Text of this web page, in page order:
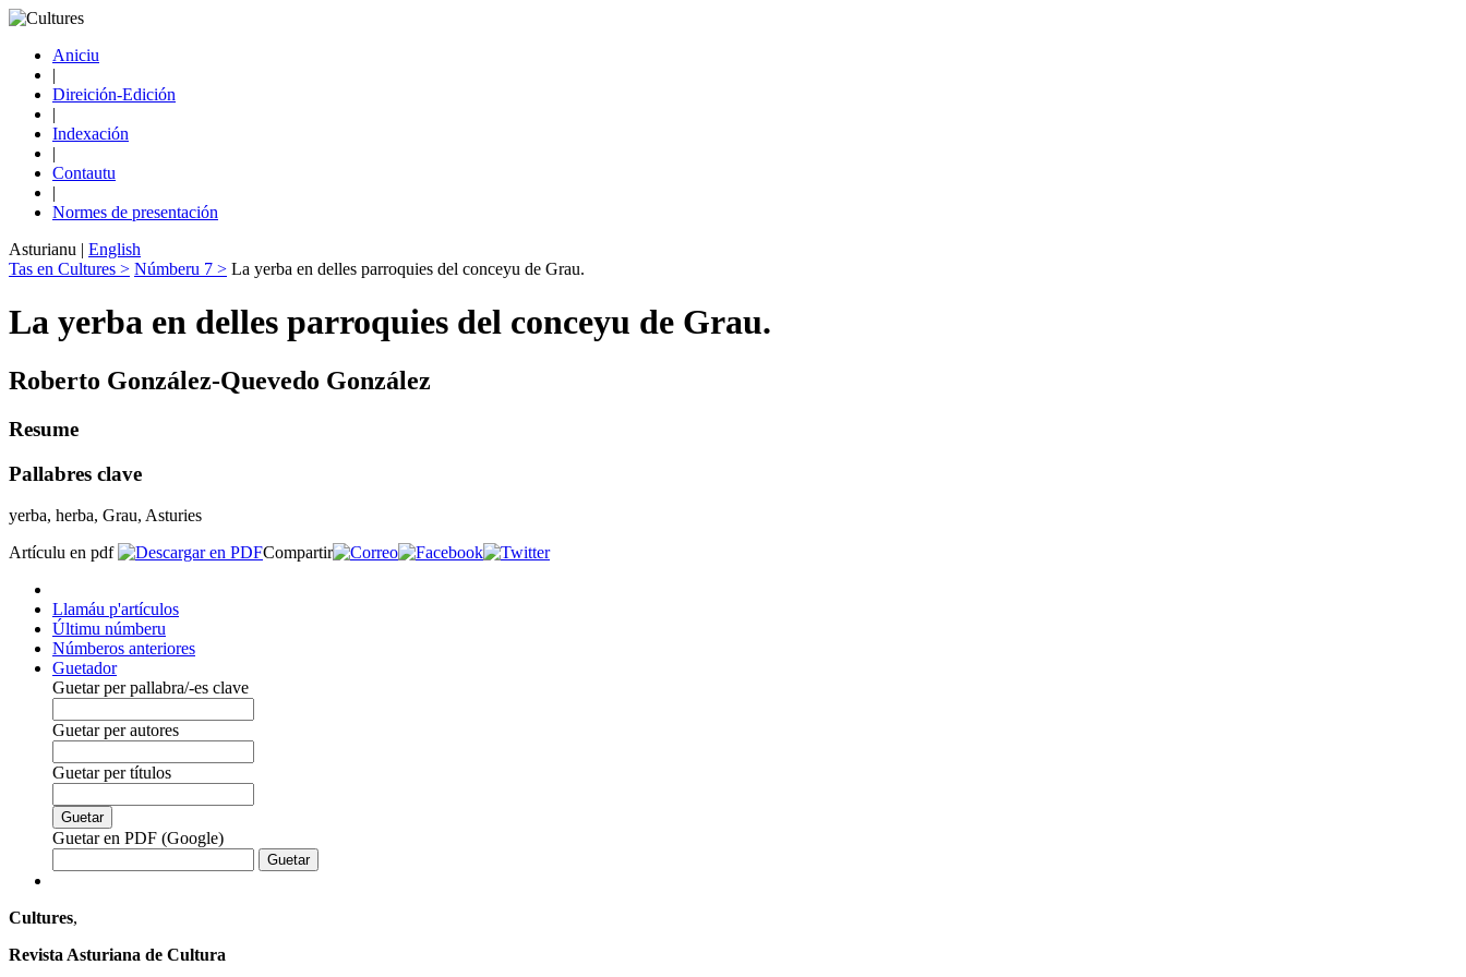
Aniciu
|
Direición-Edición
|
Indexación
|
Contautu
|
Normes de presentación
Asturianu | English
Tas en Cultures > Númberu 7 > La yerba en delles parroquies del conceyu de Grau.
La yerba en delles parroquies del conceyu de Grau.
Roberto González-Quevedo González
Resume
Pallabres clave
yerba, herba, Grau, Asturies
Artículu en pdf
Compartir
Llamáu p'artículos
Últimu númberu
Númberos anteriores
Guetador
Guetar per pallabra/-es clave
Guetar per autores
Guetar per títulos
Guetar en PDF (Google)
Cultures,
Revista Asturiana de Cultura